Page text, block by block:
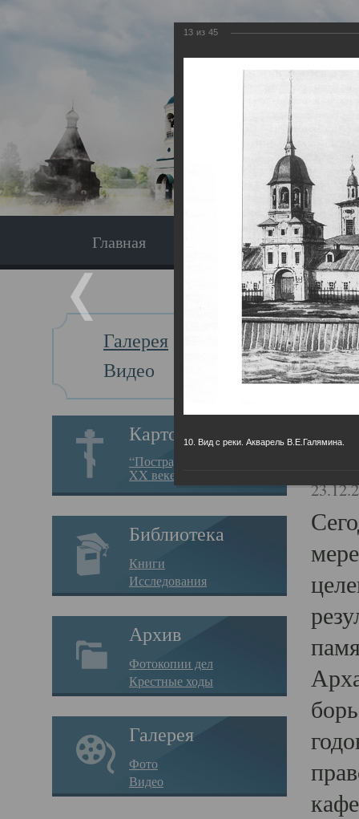
Главная Экскурсия
Галерея
Видео
Картотека
“Пострадавшие за веру в
XX веке на Севере”
Библиотека
Книги
Исследования
Архив
Фотокопии дел
Крестные ходы
Галерея
Фото
Видео
Главная
13 из 45
10. Вид с реки. Акварель В.Е.Галямина.